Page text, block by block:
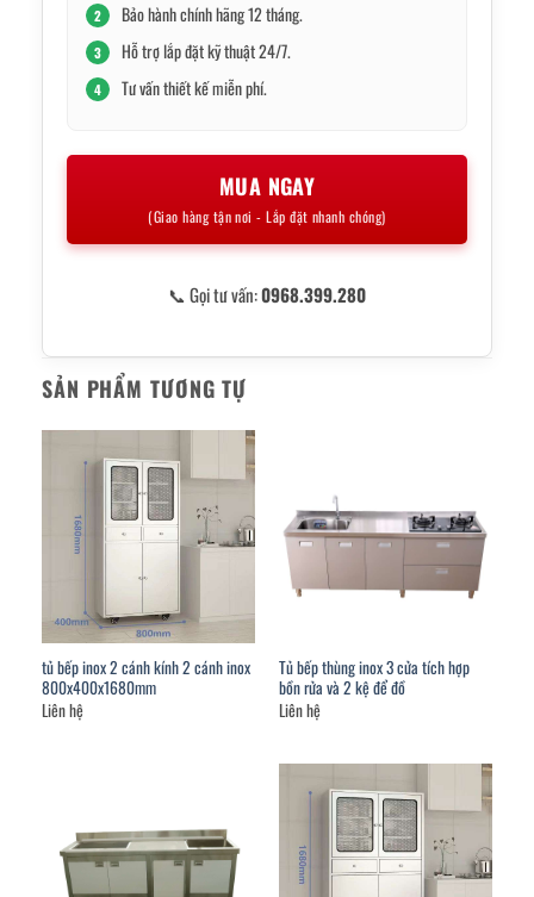
2 Bảo hành chính hãng 12 tháng.
3 Hỗ trợ lắp đặt kỹ thuật 24/7.
4 Tư vấn thiết kế miễn phí.
MUA NGAY
(Giao hàng tận nơi - Lắp đặt nhanh chóng)
📞 Gọi tư vấn:0968.399.280
SẢN PHẨM TƯƠNG TỰ
tủ bếp inox 2 cánh kính 2 cánh inox
800x400x1680mm
Liên hệ
Tủ bếp thùng inox 3 cửa tích hợp
bồn rửa và 2 kệ để đồ
Liên hệ